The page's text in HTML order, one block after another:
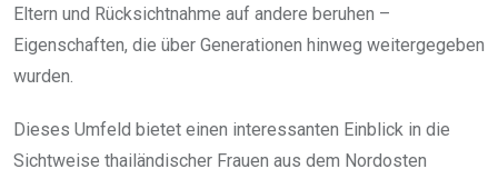
Eltern und Rücksichtnahme auf andere beruhen –
Eigenschaften, die über Generationen hinweg weitergegeben
wurden.
Dieses Umfeld bietet einen interessanten Einblick in die
Sichtweise thailändischer Frauen aus dem Nordosten